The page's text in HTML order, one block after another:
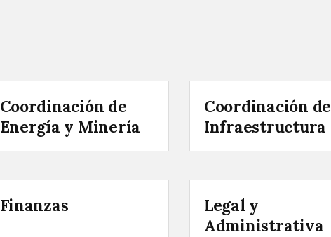
Coordinación de
Energía y Minería
Coordinación de
Infraestructura
Finanzas
Legal y
Administrativa